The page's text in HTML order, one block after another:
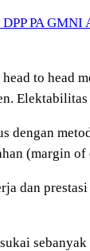
PA
to
dengan
(margin
dan